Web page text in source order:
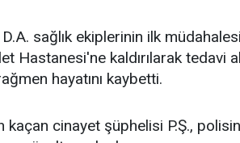
sağlık ekiplerinin ilk
Hastanesi'ne kaldırılarak tedavi
hayatını kaybetti.
kaçan cinayet şüphelisi P.Ş.,